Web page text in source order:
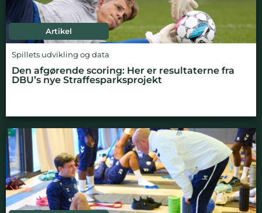
Artikel
Spillets udvikling og data
Den afgørende scoring: Her er resultaterne fra
DBU’s nye Straffesparksprojekt